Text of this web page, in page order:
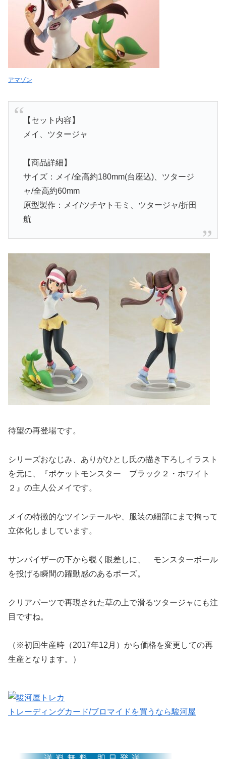
アマゾン
【セット内容】
メイ、ツタージャ
【商品詳細】
サイズ：メイ/全高約180mm(台座込)、ツタージ
ャ/全高約60mm
原型製作：メイ/ツチヤトモミ、ツタージャ/折田
航
待望の再登場です。
シリーズおなじみ、ありがひとし氏の描き下ろしイラスト
を元に、『ポケットモンスター ブラック２・ホワイト
２』の主人公メイです。
メイの特徴的なツインテールや、服装の細部にまで拘って
立体化しましています。
サンバイザーの下から覗く眼差しに、 モンスターボール
を投げる瞬間の躍動感のあるポーズ。
クリアパーツで再現された草の上で滑るツタージャにも注
目ですね。
（※初回生産時（2017年12月）から価格を変更しての再
生産となります。）
トレーディングカード/ブロマイドを買うなら駿河屋